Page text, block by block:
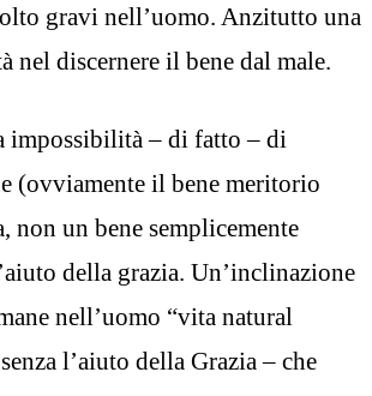
gravi nell’uomo. Anzitutto una
nel discernere il bene dal male.
impossibilità – di fatto – di
(ovviamente il bene meritorio
non un bene semplicemente
della grazia. Un’inclinazione
nell’uomo “vita natural
l’aiuto della Grazia – che